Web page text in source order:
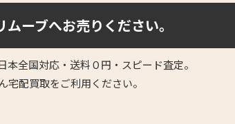
ーブへお売りください。
全国対応・送料０円・スピード査定。
配買取をご利用ください。